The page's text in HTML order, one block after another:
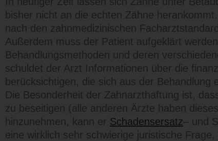
bisher nicht an die echten Zähne
nach den zahnmedizinischen
Außerdem muss der Patient aufgeklärt
Behandlungsmethoden und deren
schuldet der Arzt Informationen über die
berücksichtigen, die sich aus der
Die Besonderheit der Zahnarzthaftung ist,
zu beseitigen (alle anderen Ärzte haben
hinzunehmen, kann er Schadensersatz– und
eine wirklich sehr schwierige juristische